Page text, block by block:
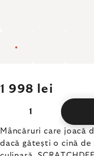
1 998 lei
Mâncăruri care joacă
dacă gătești o cină de